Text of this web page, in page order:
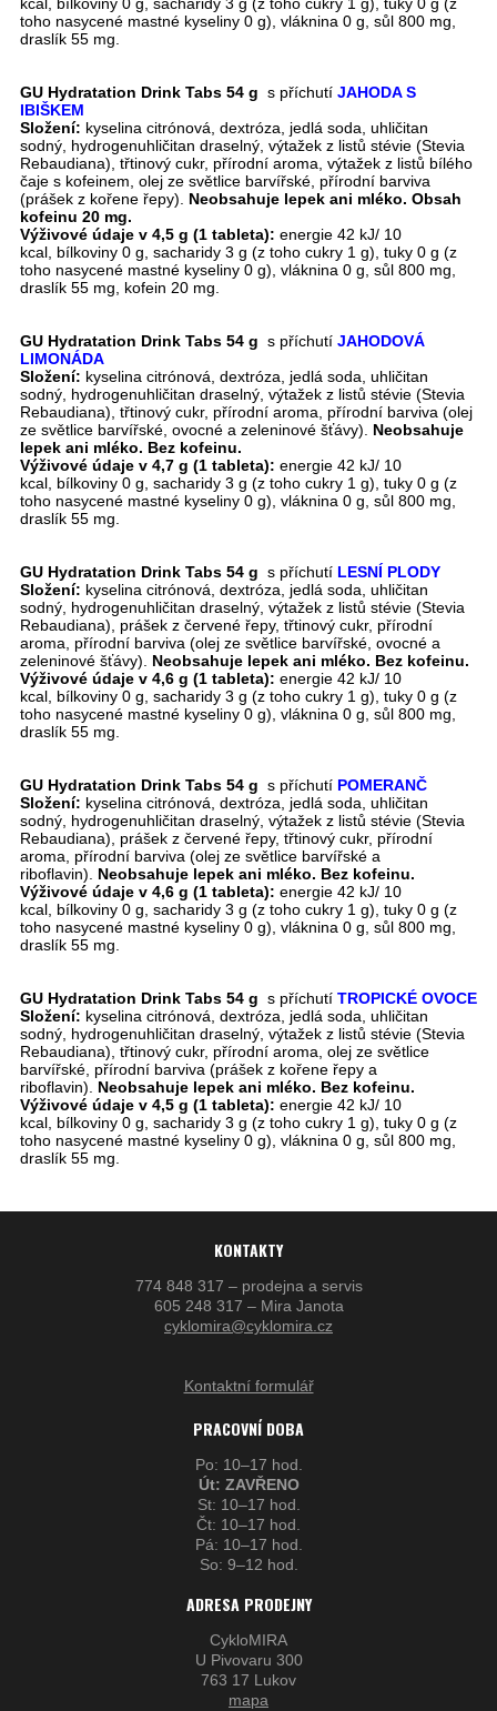
kcal, bílkoviny 0 g, sacharidy 3 g (z toho cukry 1 g), tuky 0 g (z
toho nasycené mastné kyseliny 0 g), vláknina 0 g, sůl 800 mg,
draslík 55 mg.
GU Hydratation Drink Tabs 54 g s příchutí JAHODA S
IBIŠKEM
Složení: kyselina citrónová, dextróza, jedlá soda, uhličitan
sodný, hydrogenuhličitan draselný, výtažek z listů stévie (Stevia
Rebaudiana), třtinový cukr, přírodní aroma, výtažek z listů bílého
čaje s kofeinem, olej ze světlice barvířské, přírodní barviva
(prášek z kořene řepy). Neobsahuje lepek ani mléko. Obsah
kofeinu 20 mg.
Výživové údaje v 4,5 g (1 tableta): energie 42 kJ/ 10
kcal, bílkoviny 0 g, sacharidy 3 g (z toho cukry 1 g), tuky 0 g (z
toho nasycené mastné kyseliny 0 g), vláknina 0 g, sůl 800 mg,
draslík 55 mg, kofein 20 mg.
GU Hydratation Drink Tabs 54 g s příchutí JAHODOVÁ
LIMONÁDA
Složení: kyselina citrónová, dextróza, jedlá soda, uhličitan
sodný, hydrogenuhličitan draselný, výtažek z listů stévie (Stevia
Rebaudiana), třtinový cukr, přírodní aroma, přírodní barviva (olej
ze světlice barvířské, ovocné a zeleninové šťávy). Neobsahuje
lepek ani mléko. Bez kofeinu.
Výživové údaje v 4,7 g (1 tableta): energie 42 kJ/ 10
kcal, bílkoviny 0 g, sacharidy 3 g (z toho cukry 1 g), tuky 0 g (z
toho nasycené mastné kyseliny 0 g), vláknina 0 g, sůl 800 mg,
draslík 55 mg.
GU Hydratation Drink Tabs 54 g s příchutí LESNÍ PLODY
Složení: kyselina citrónová, dextróza, jedlá soda, uhličitan
sodný, hydrogenuhličitan draselný, výtažek z listů stévie (Stevia
Rebaudiana), prášek z červené řepy, třtinový cukr, přírodní
aroma, přírodní barviva (olej ze světlice barvířské, ovocné a
zeleninové šťávy). Neobsahuje lepek ani mléko. Bez kofeinu.
Výživové údaje v 4,6 g (1 tableta): energie 42 kJ/ 10
kcal, bílkoviny 0 g, sacharidy 3 g (z toho cukry 1 g), tuky 0 g (z
toho nasycené mastné kyseliny 0 g), vláknina 0 g, sůl 800 mg,
draslík 55 mg.
GU Hydratation Drink Tabs 54 g s příchutí POMERANČ
Složení: kyselina citrónová, dextróza, jedlá soda, uhličitan
sodný, hydrogenuhličitan draselný, výtažek z listů stévie (Stevia
Rebaudiana), prášek z červené řepy, třtinový cukr, přírodní
aroma, přírodní barviva (olej ze světlice barvířské a
riboflavin). Neobsahuje lepek ani mléko. Bez kofeinu.
Výživové údaje v 4,6 g (1 tableta): energie 42 kJ/ 10
kcal, bílkoviny 0 g, sacharidy 3 g (z toho cukry 1 g), tuky 0 g (z
toho nasycené mastné kyseliny 0 g), vláknina 0 g, sůl 800 mg,
draslík 55 mg.
GU Hydratation Drink Tabs 54 g s příchutí TROPICKÉ OVOCE
Složení: kyselina citrónová, dextróza, jedlá soda, uhličitan
sodný, hydrogenuhličitan draselný, výtažek z listů stévie (Stevia
Rebaudiana), třtinový cukr, přírodní aroma, olej ze světlice
barvířské, přírodní barviva (prášek z kořene řepy a
riboflavin). Neobsahuje lepek ani mléko. Bez kofeinu.
Výživové údaje v 4,5 g (1 tableta): energie 42 kJ/ 10
kcal, bílkoviny 0 g, sacharidy 3 g (z toho cukry 1 g), tuky 0 g (z
toho nasycené mastné kyseliny 0 g), vláknina 0 g, sůl 800 mg,
draslík 55 mg.
KONTAKTY
774 848 317 – prodejna a servis
605 248 317 – Mira Janota
cyklomira@cyklomira.cz
Kontaktní formulář
PRACOVNÍ DOBA
Po: 10–17 hod.
Út: ZAVŘENO
St: 10–17 hod.
Čt: 10–17 hod.
Pá: 10–17 hod.
So: 9–12 hod.
ADRESA PRODEJNY
CykloMIRA
U Pivovaru 300
763 17 Lukov
mapa